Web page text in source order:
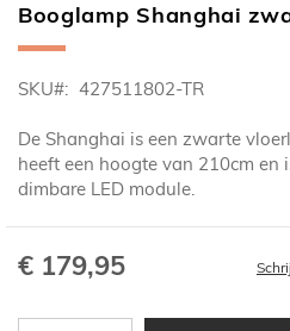
Ga
naar
begin
de
afbeeldingen-
gallerij
Booglamp Shanghai
SKU 427511802-TR
De Shanghai is een zwarte
heeft een hoogte van 210cm en
dimbare LED module.
€ 179,95